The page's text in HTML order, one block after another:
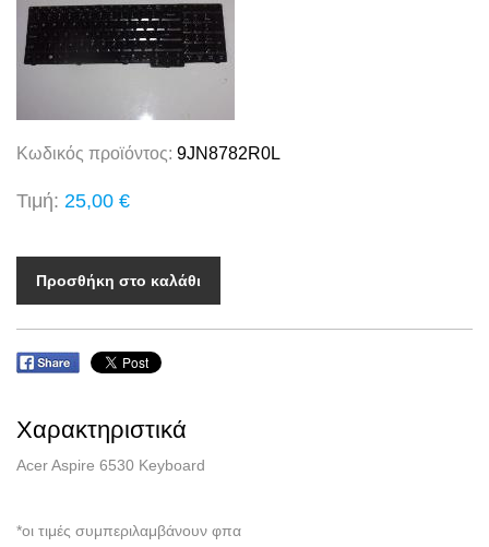
Κωδικός προϊόντος: 9JN8782R0L
Τιμή: 25,00 €
Προσθήκη στο καλάθι
Χαρακτηριστικά
Acer Aspire 6530 Keyboard
*οι τιμές συμπεριλαμβάνουν φπα